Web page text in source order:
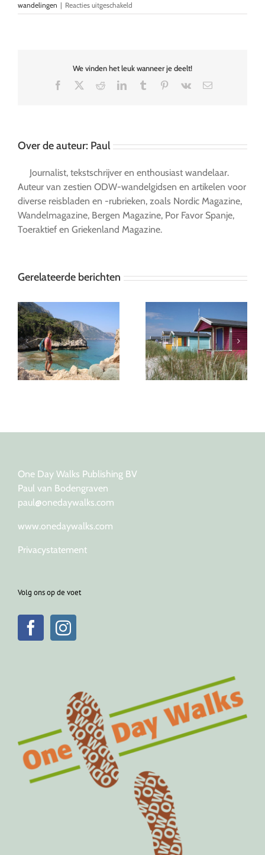
wandelingen | Reacties uitgeschakeld
Lopen
de
Elzas
We vinden het leuk wanneer je deelt!
Facebook
RedditLinkedInTumblr Pinterest
Vk
E-
Over de auteur: Paul
Journalist, tekstschrijver en enthousiast wandelaar.
Auteur van zestien ODW-wandelgidsen en artikelen voor
diverse reisbladen en -rubrieken, zoals Nordic Magazine,
Wandelmagazine, Bergen Magazine, Por Favor Spanje,
Toeraktief en Griekenland Magazine.
Gerelateerde berichten
Falsterbo: de zuidwest
punt van Skåne
Devon: zes weken op
pad voor een
wandelgids
One Day Walks Publishing BV
Paul van Bodengraven
paul@onedaywalks.com
www.onedaywalks.com
Privacystatement
Volg ons op de voet